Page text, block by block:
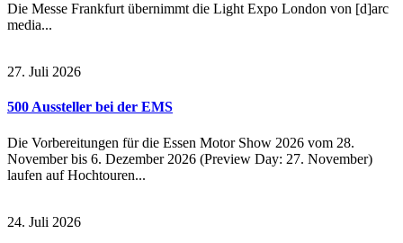
Die Messe Frankfurt übernimmt die Light Expo London von [d]arc
media...
27. Juli 2026
500 Aussteller bei der EMS
Die Vorbereitungen für die Essen Motor Show 2026 vom 28.
November bis 6. Dezember 2026 (Preview Day: 27. November)
laufen auf Hochtouren...
24. Juli 2026